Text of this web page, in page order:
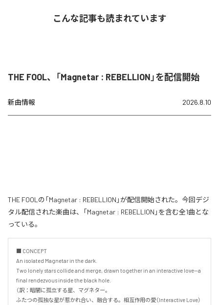
こんな記事も読まれています
THE FOOL、「Magnetar : REBELLION」を配信開始
新曲情報 2026.8.10
THE FOOLの「Magnetar : REBELLION」が配信開始された。今回デジ
タル配信された楽曲は、「Magnetar : REBELLION」を含む全1曲とな
っている。
■ CONCEPT
An isolated Magnetar in the dark.
Two lonely stars collide and merge, drawn together in an interactive love—a
final rendezvous inside the black hole.
（訳：暗闇に孤立する星、マグネター。
ふたつの孤独な星が惹かれ合い、融合する。相互作用の愛（Interactive Love）